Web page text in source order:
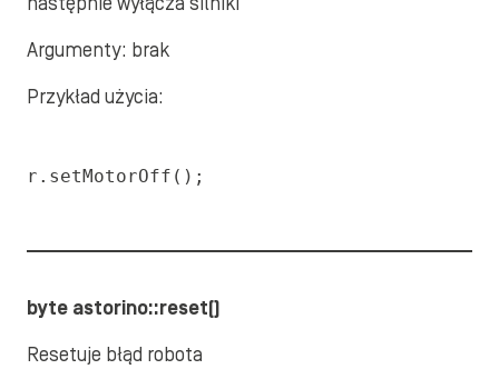
Argumenty: brak
Przykład użycia:
r.setMotorOff();
byte astorino::reset()
Resetuje błąd robota